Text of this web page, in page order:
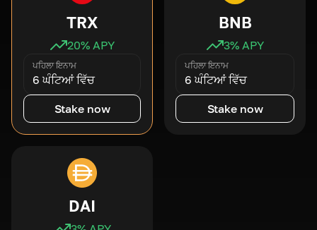
TRX
20% APY
ਪਹਿਲਾ ਇਨਾਮ
6 ਘੰਟਿਆਂ ਵਿੱਚ
Stake now
BNB
3% APY
ਪਹਿਲਾ ਇਨਾਮ
6 ਘੰਟਿਆਂ ਵਿੱਚ
Stake now
DAI